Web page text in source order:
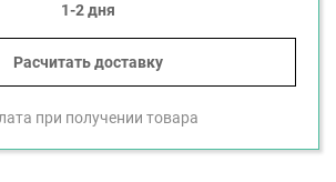
1-2 дня
Расчитать доставку
при получении товара